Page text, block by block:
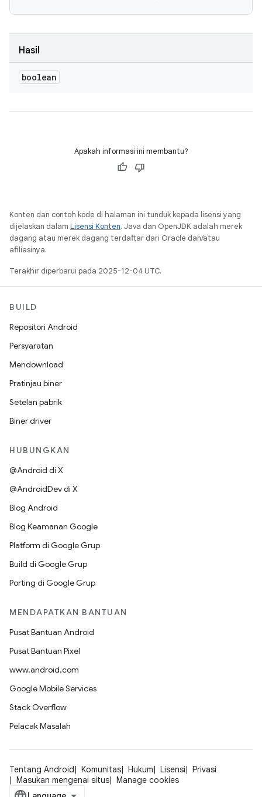
Hasil
boolean
Apakah informasi ini membantu?
Konten dan contoh kode di halaman ini tunduk kepada lisensi yang
dijelaskan dalam Lisensi Konten. Java dan OpenJDK adalah merek
dagang atau merek dagang terdaftar dari Oracle dan/atau
afiliasinya.
Terakhir diperbarui pada 2025-12-04 UTC.
BUILD
Repositori Android
Persyaratan
Mendownload
Pratinjau biner
Setelan pabrik
Biner driver
HUBUNGKAN
@Android di X
@AndroidDev di X
Blog Android
Blog Keamanan Google
Platform di Google Grup
Build di Google Grup
Porting di Google Grup
MENDAPATKAN BANTUAN
Pusat Bantuan Android
Pusat Bantuan Pixel
www.android.com
Google Mobile Services
Stack Overflow
Pelacak Masalah
Tentang Android Komunitas Hukum Lisensi
Privasi
Masukan mengenai situs
Manage cookies